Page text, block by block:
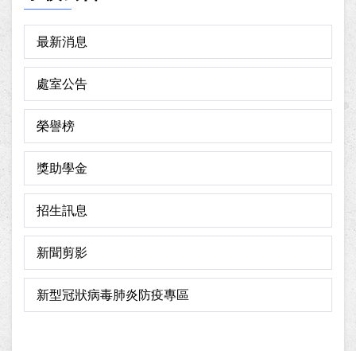
最新消息
處室公告
榮譽榜
獎助學金
招生訊息
新聞剪影
新型冠狀病毒肺炎防疫專區